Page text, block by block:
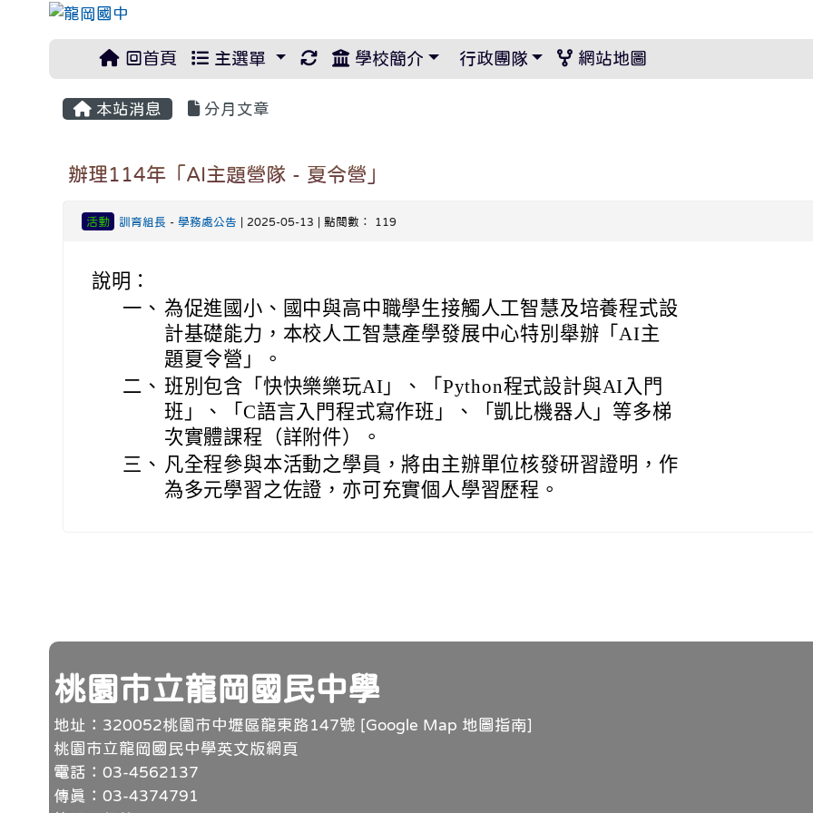
回首頁 主選單 重新取得佈景設定
學校簡介 行政團隊 網站地圖
本站消息 分月文章
辦理114年「AI主題營隊 - 夏令營」
活動 訓育組長 - 學務處公告 | 2025-05-13 | 點閱數： 119
說明：
一、 為促進國小、國中與高中職學生接觸人工智慧及培養程式設
計基礎能力，本校人工智慧產學發展中心特別舉辦「AI主
題夏令營」。
二、 班別包含「快快樂樂玩AI」、「Python程式設計與AI入門
班」、「C語言入門程式寫作班」、「凱比機器人」等多梯
次實體課程（詳附件）。
三、 凡全程參與本活動之學員，將由主辦單位核發研習證明，作
為多元學習之佐證，亦可充實個人學習歷程。
頁尾
桃園市立龍岡國民中學
地址：320052桃園市中壢區龍東路147號 [Google Map 地圖指南]
桃園市立龍岡國民中學英文版網頁
電話：03-4562137
傳真：03-4374791